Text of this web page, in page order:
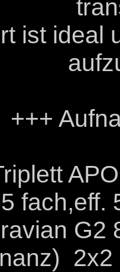
ist ideal
+++
fach,eff.
G2
2x2